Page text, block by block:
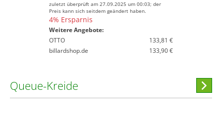
zuletzt überprüft am 27.09.2025 um 00:03; der
Preis kann sich seitdem geändert haben.
4% Ersparnis
Weitere Angebote:
OTTO
133,81 €
billardshop.de
133,90 €
Queue-Kreide